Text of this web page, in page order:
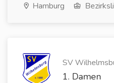
Hamburg
SV
1. Damen